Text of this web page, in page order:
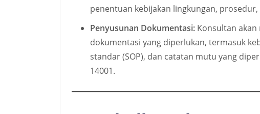
penentuan kebijakan lingkungan, prosedur,
Penyusunan Dokumentasi: Konsultan
dokumentasi yang diperlukan, termasuk
standar (SOP), dan catatan mutu yang
14001.